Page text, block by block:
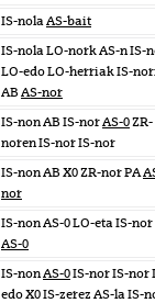
IS-nolaAS-bait
IS-nola LO-nork AS-n IS-
LO-edo LO-herriak IS-
AB AS-nor
IS-non AB IS-norAS-0ZR-
noren IS-nor IS-nor
IS-non AB X0 ZR-nor PA
nor
IS-non AS-0 LO-eta IS-nor
AS-0
IS-nonAS-0IS-nor IS-nor
edo X0 IS-zerez AS-la IS-